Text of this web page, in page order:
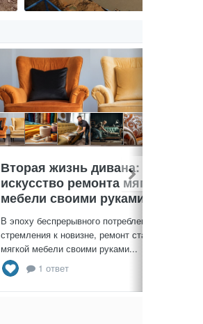
Вторая жизнь дивана:
искусство ремонта мягкой
мебели своими руками
В эпоху беспрерывного потребления и
стремления к новизне, ремонт старой
мягкой мебели своими руками...
1 ответ